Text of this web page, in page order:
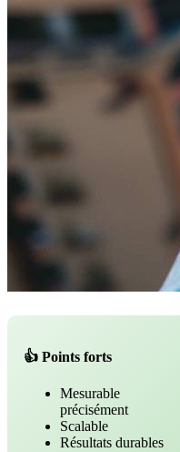
👍 Points forts
Mesurable
précisément
Scalable
Résultats durables